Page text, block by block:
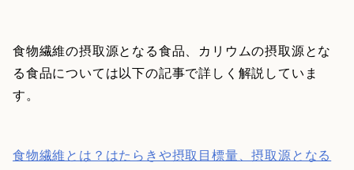
食物繊維の摂取源となる食品、カリウムの摂取源とな
る食品については以下の記事で詳しく解説していま
す。
食物繊維とは？はたらきや摂取目標量、摂取源となる